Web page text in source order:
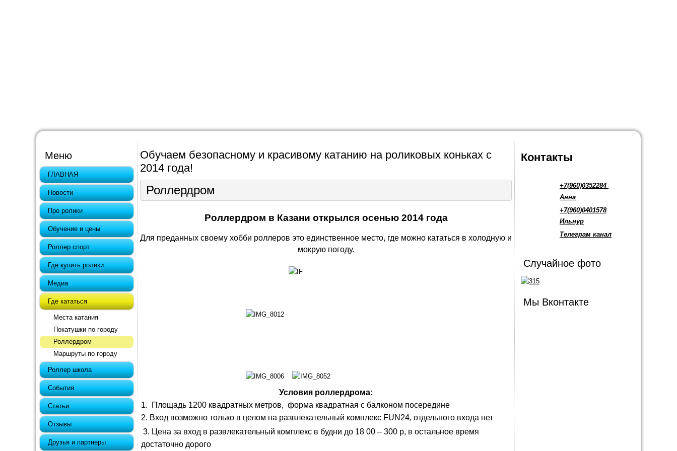
Меню
ГЛАВНАЯ
Новости
Про ролики
Обучение и цены
Роллер спорт
Где купить ролики
Медиа
Где кататься
Места катания
Покатушки по городу
Роллердром
Маршруты по городу
Роллер школа
События
Статьи
Отзывы
Друзья и партнеры
Обучаем безопасному и красивому катанию на роликовых коньках с
2014 года!
Роллердром
Роллердром в Казани открылся осенью 2014 года
Для преданных своему хобби роллеров это единственное место, где можно кататься в холодную и
мокрую погоду.
Условия роллердрома:
1. Площадь 1200 квадратных метров, форма квадратная с балконом посередине
2. Вход возможно только в целом на развлекательный комплекс FUN24, отдельного входа нет
3. Цена за вход в развлекательный комплекс в будни до 18 00 – 300 р, в остальное время
достаточно дорого
Контакты
+7(960)0352284
Анна
+7(960)0401578
Ильнур
Телеграм канал
Случайное фото
Мы Вконтакте